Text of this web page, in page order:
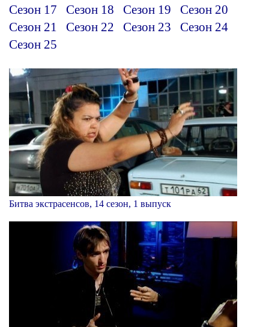
Сезон 17
Сезон 18 Сезон 19
Сезон 20
Сезон 21
Сезон 22 Сезон 23
Сезон 24
Сезон 25
Битва экстрасенсов, 14 сезон, 1 выпуск